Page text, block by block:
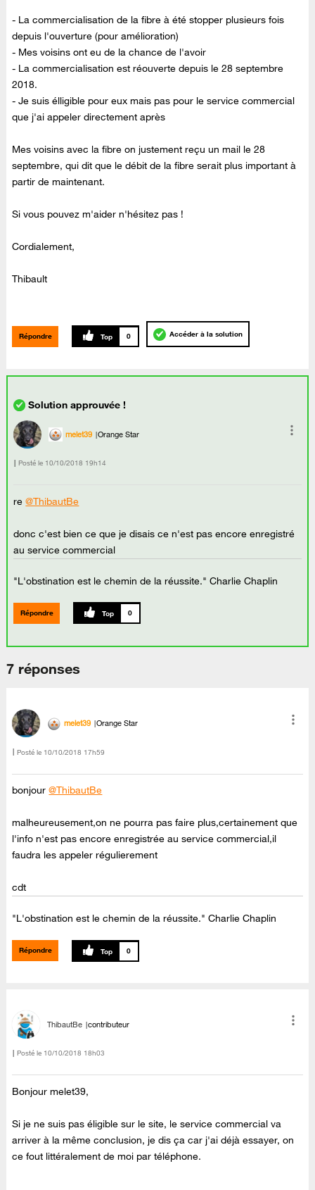
- La commercialisation de la fibre à été stopper plusieurs fois
depuis l'ouverture (pour amélioration)
- Mes voisins ont eu de la chance de l'avoir
- La commercialisation est réouverte depuis le 28 septembre
2018.
- Je suis élligible pour eux mais pas pour le service commercial
que j'ai appeler directement après
Mes voisins avec la fibre on justement reçu un mail le 28
septembre, qui dit que le débit de la fibre serait plus important à
partir de maintenant.
Si vous pouvez m'aider n'hésitez pas !
Cordialement,
Thibault
Répondre 0 Accéder à la solution
melet39 Orange Star
Posté le ‎10/10/2018 19h14
re@ThibautBe
donc c'est bien ce que je disais ce n'est pas encore enregistré
au service commercial
"L'obstination est le chemin de la réussite." Charlie Chaplin
Répondre 0
7 réponses
melet39 Orange Star
Posté le ‎10/10/2018 17h59
bonjour@ThibautBe
malheureusement,on ne pourra pas faire plus,certainement que
l'info n'est pas encore enregistrée au service commercial,il
faudra les appeler régulierement
cdt
"L'obstination est le chemin de la réussite." Charlie Chaplin
Répondre 0
ThibautBe contributeur
Posté le ‎10/10/2018 18h03
Bonjour melet39,
Si je ne suis pas éligible sur le site, le service commercial va
arriver à la même conclusion, je dis ça car j'ai déjà essayer, on
ce fout littéralement de moi par téléphone.